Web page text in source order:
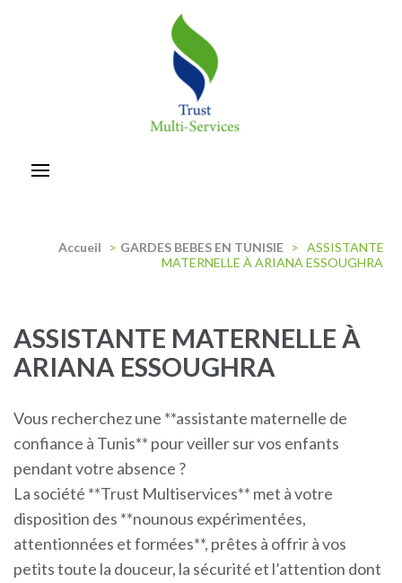
Accueil > GARDES BEBES EN TUNISIE > ASSISTANTE
MATERNELLE À ARIANA ESSOUGHRA
ASSISTANTE MATERNELLE À
ARIANA ESSOUGHRA
Vous recherchez une **assistante maternelle de
confiance à Tunis** pour veiller sur vos enfants
pendant votre absence ?
La société **Trust Multiservices** met à votre
disposition des **nounous expérimentées,
attentionnées et formées**, prêtes à offrir à vos
petits toute la douceur, la sécurité et l’attention dont